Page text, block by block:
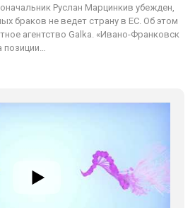
Руслан Марцинкив убежден,
браков не ведет страну в ЕС. Об этом
агентство Galka. «Ивано-Франковск
позиции…